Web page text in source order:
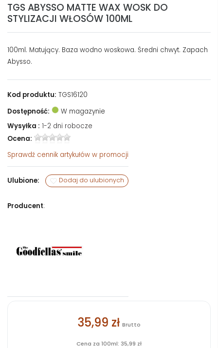
TGS ABYSSO MATTE WAX WOSK DO
STYLIZACJI WŁOSÓW 100ML
100ml. Matujący. Baza wodno woskowa. Średni chwyt. Zapach
Abysso.
Kod produktu: TGS16120
Dostępność:
W magazynie
Wysyłka : 1-2 dni robocze
Ocena:
Sprawdź cennik artykułów w promocji
Ulubione: Dodaj do ulubionych
Producent:
35,99 zł Brutto
Cena za 100ml: 35,99 zł